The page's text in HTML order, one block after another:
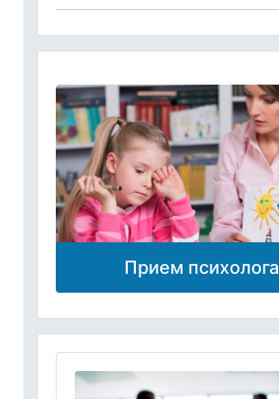
Прием психолога